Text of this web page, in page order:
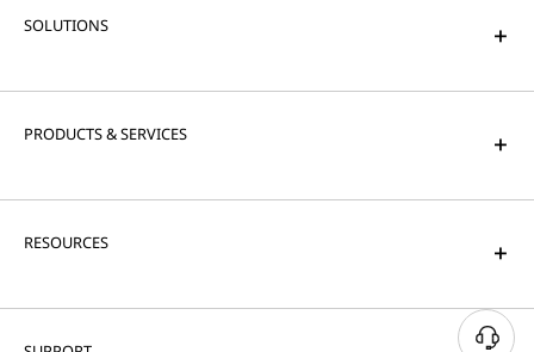
SOLUTIONS
PRODUCTS & SERVICES
RESOURCES